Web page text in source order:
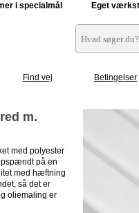
i specialmål Eget
Find vej Betingelser
m.
med polyester
på en
med hæftning
så det er
oliemaling er